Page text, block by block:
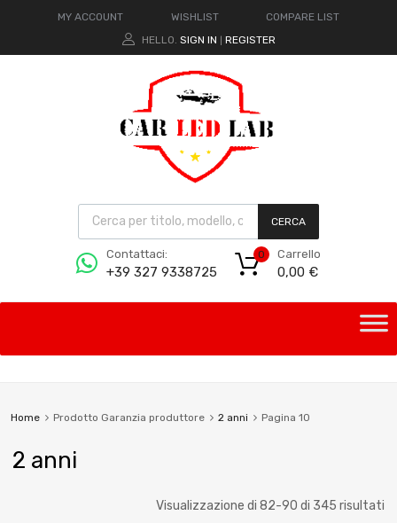
MY ACCOUNT WISHLIST
COMPARE LIST
HELLO. SIGN IN REGISTER
CERCA
Contattaci:
+39 327 9338725
Carrello
0,00 €
0
Home Prodotto Garanzia produttore 2 anni Pagina 10
2 anni
Visualizzazione di 82-90 di 345 risultati